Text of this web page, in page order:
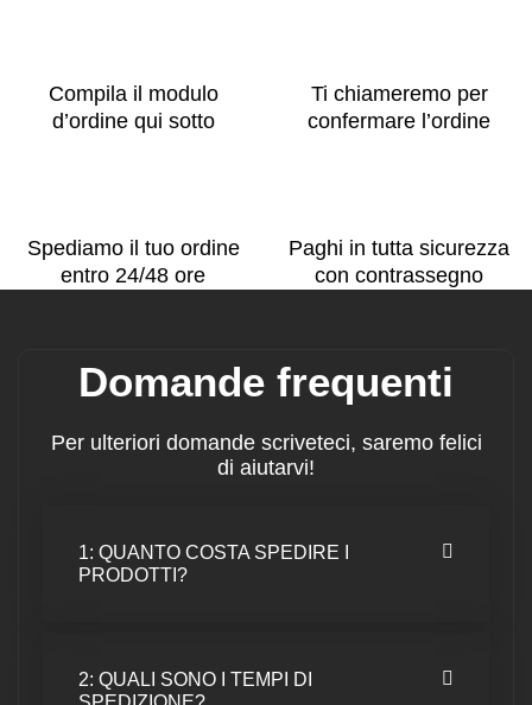
Compila il modulo
d’ordine qui sotto
Ti chiameremo per
confermare l’ordine
Spediamo il tuo ordine
entro 24/48 ore
Paghi in tutta sicurezza
con contrassegno
Domande frequenti
Per ulteriori domande scriveteci, saremo felici
di aiutarvi!
1: QUANTO COSTA SPEDIRE I
PRODOTTI?
2: QUALI SONO I TEMPI DI